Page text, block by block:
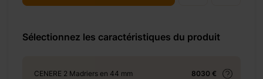
Sélectionnez les caractéristiques du produit
CENERE 2 Madriers en 44 mm 8030 €